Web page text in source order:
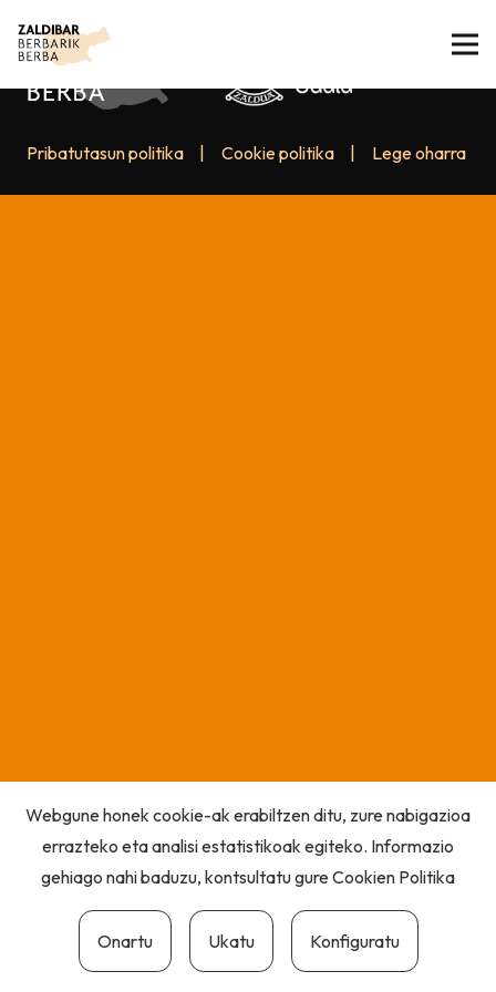
Pribatutasun politika Cookie politika Lege oharra
Webgune honek cookie-ak erabiltzen ditu, zure nabigazioa
errazteko eta analisi estatistikoak egiteko. Informazio
gehiago nahi baduzu, kontsultatu gureCookien Politika
Onartu Ukatu Konfiguratu